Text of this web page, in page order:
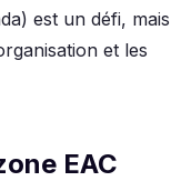
est un défi, mais
et les
EAC